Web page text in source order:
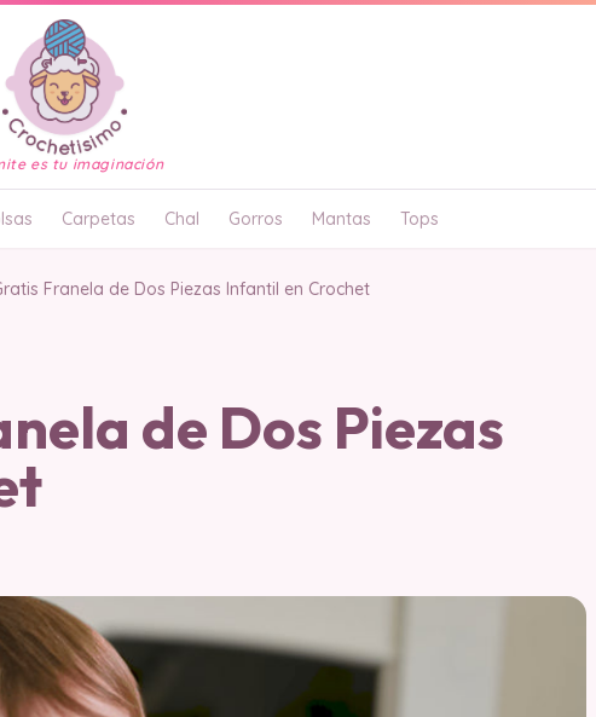
es tu imaginación
Carpetas Chal Gorros Mantas Tops
Franela de Dos Piezas Infantil en Crochet
de Dos Piezas